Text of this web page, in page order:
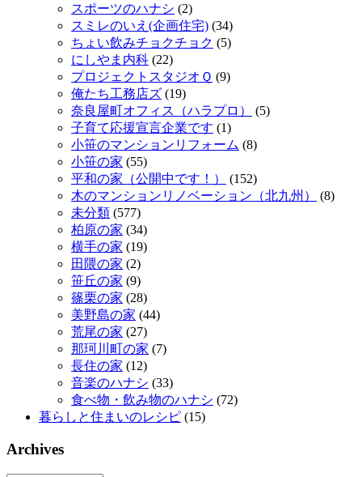
スポーツのハナシ (2)
スミレのいえ(企画住宅) (34)
ちょい飲みチョクチョク (5)
にしやま内科 (22)
プロジェクトスタジオＱ (9)
俺たち工務店ズ (19)
奈良屋町オフィス（ハラプロ）
(5)
子育て応援宣言企業です (1)
小笹のマンションリフォーム (8)
小笹の家 (55)
平和の家（公開中です！）
(152)
木のマンションリノベーション（北九州）
(8)
未分類 (577)
柏原の家 (34)
横手の家 (19)
田隈の家 (2)
笹丘の家 (9)
篠栗の家 (28)
美野島の家 (44)
荒尾の家 (27)
那珂川町の家 (7)
長住の家 (12)
音楽のハナシ (33)
食べ物・飲み物のハナシ (72)
暮らしと住まいのレシピ (15)
Archives